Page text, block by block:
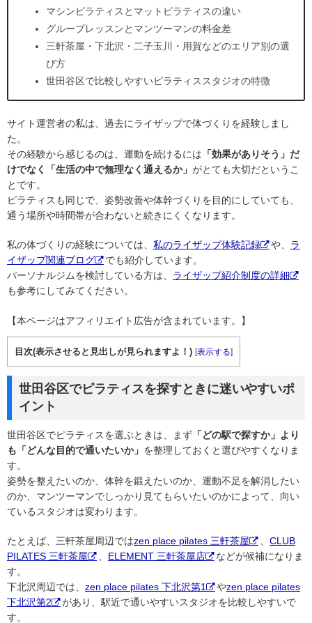
マシンピラティスとマットピラティスの違い
グループレッスンとマンツーマンの料金差
三軒茶屋・下北沢・二子玉川・用賀などのエリア別の選
び方
世田谷区で比較しやすいピラティススタジオの特徴
サイト運営者の私は、過去にライザップで体づくりを経験しまし
た。
その経験から感じるのは、運動を続けるには 「効果がありそう」だ
けでなく「生活の中で無理なく通えるか」 がとても大切だというこ
とです。
ピラティスも同じで、姿勢改善や体幹づくりを目的にしていても、
通う場所や時間帯が合わないと続きにくくなります。
私の体づくりの経験については、 私のライザップ体験記録 や、 ラ
イザップ関連ブログ
でも紹介しています。
パーソナルジムを検討している方は、 ライザップ紹介制度の詳細
も参考にしてみてください。
【本ページはアフィリエイト広告が含まれています。】
目次(表示させると見出しが見られますよ！) [表示する]
世田谷区でピラティスを探すときに迷いやすいポ
イント
世田谷区でピラティスを選ぶときは、まず 「どの駅で探すか」より
も「どんな目的で通いたいか」 を整理しておくと選びやすくなりま
す。
姿勢を整えたいのか、体幹を鍛えたいのか、運動不足を解消したい
のか、マンツーマンでしっかり見てもらいたいのかによって、向い
ているスタジオは変わります。
たとえば、三軒茶屋周辺ではzen place pilates 三軒茶屋
CLUB
PILATES 三軒茶屋
ELEMENT 三軒茶屋店
などが候補になりま
す。
下北沢周辺では、 zen place pilates 下北沢第1 やzen place pilates
下北沢第2
があり、駅近で通いやすいスタジオを比較しやすいで
す。